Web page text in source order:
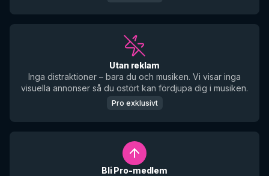
Utan reklam
Inga distraktioner – bara du och musiken. Vi visar inga
visuella annonser så du ostört kan fördjupa dig i musiken.
Pro exklusivt
Bli Pro-medlem